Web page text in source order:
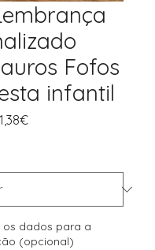
Fofos
infantil
1,38€Preço
os dados para a
(opcional)